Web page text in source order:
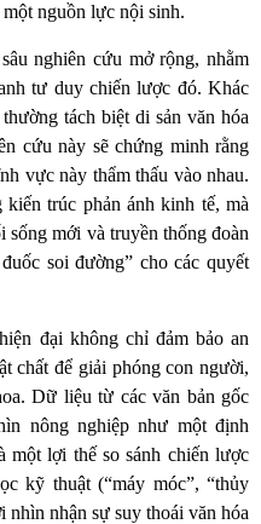
nguồn lực nội sinh.
nghiên cứu mở rộng, nhằm
tư duy chiến lược đó. Khác
tách biệt di sản văn hóa
cứu này sẽ chứng minh rằng
vực này thẩm thấu vào nhau.
trúc phản ánh kinh tế, mà
sống mới và truyền thống đoàn
soi đường” cho các quyết
đại không chỉ đảm bảo an
chất để giải phóng con người,
Dữ liệu từ các văn bản gốc
nông nghiệp như một định
một lợi thế so sánh chiến lược
kỹ thuật (“máy móc”, “thủy
nhận sự suy thoái văn hóa